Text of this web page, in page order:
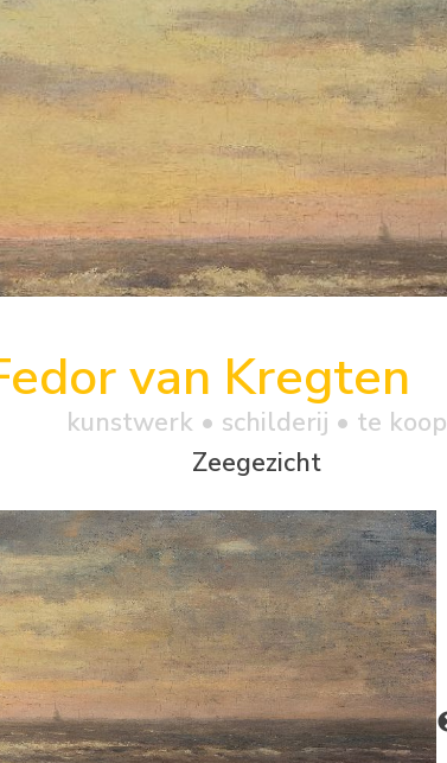
van Kregten
kunstwerk • schilderij • te koop
Zeegezicht